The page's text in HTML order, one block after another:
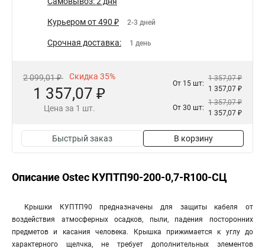
Курьером от 490 ₽ 2-3 дней
Срочная доставка: 1 день
2 099,01 ₽ Скидка 35%
1 357,07 ₽
Цена за 1 шт.
От 15 шт:
1 357,07 ₽
1 357,07 ₽
От 30 шт:
1 357,07 ₽
1 357,07 ₽
Быстрый заказ В корзину
Описание Ostec КУПТП90-200-0,7-R100-СЦ
Крышки КУПТП90 предназначены для защиты кабеля от
воздействия атмосферных осадков, пыли, падения посторонних
предметов и касания человека. Крышка прижимается к углу до
характерного щелчка, не требует дополнительных элементов